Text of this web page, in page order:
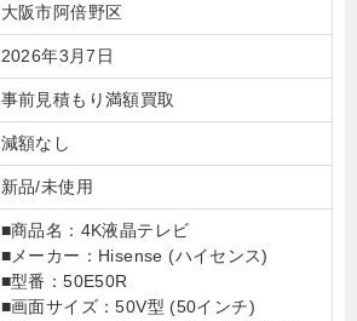
大阪市阿倍野区
2026年3月7日
事前見積もり満額買取
減額なし
新品/未使用
■商品名：4K液晶テレビ
■メーカー：Hisense (ハイセンス)
■型番：50E50R
■画面サイズ：50V型 (50インチ)